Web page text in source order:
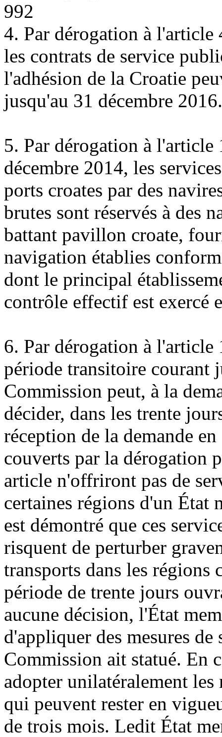
992
4. Par dérogation à l'article
les contrats de service
l'adhésion de la Croatie
jusqu'au 31 décembre 2016.
5. Par dérogation à l'article
décembre 2014, les
ports croates par des
brutes sont réservés à des
battant pavillon croate,
navigation établies
dont le principal
contrôle effectif est exercé
6. Par dérogation à l'article
période transitoire courant
Commission peut, à la
décider, dans les trente
réception de la demande
couverts par la dérogation
article n'offriront pas de
certaines régions d'un État
est démontré que ces
risquent de perturber
transports dans les régions
période de trente jours
aucune décision, l'État
d'appliquer des mesures de
Commission ait statué. En
adopter unilatéralement
qui peuvent rester en
de trois mois. Ledit État